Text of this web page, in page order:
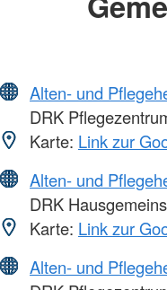
Alten- und
DRK
Karte: Link zur
Alten- und
DRK
Karte: Link zur
Alten- und